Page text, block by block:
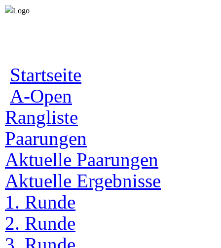
Startseite
A-Open
Rangliste
Paarungen
Aktuelle Paarungen
Aktuelle Ergebnisse
1. Runde
2. Runde